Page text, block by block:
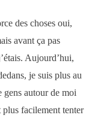
des choses oui,
avant ça pas
Aujourd’hui,
je suis plus au
gens autour de moi
plus facilement tenter